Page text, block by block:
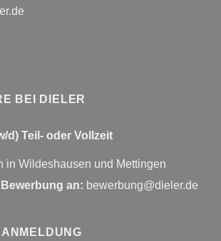
BEI DIELER
d) Teil- oder Vollzeit
in Wildeshausen und Mettingen
an: bewerbung@dieler.de